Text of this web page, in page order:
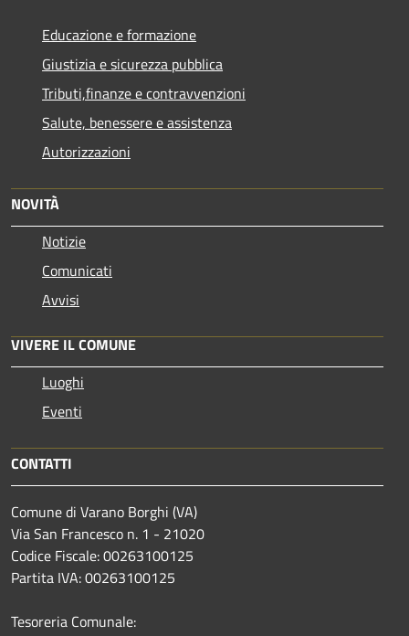
Educazione e formazione
Giustizia e sicurezza pubblica
Tributi,finanze e contravvenzioni
Salute, benessere e assistenza
Autorizzazioni
NOVITÀ
Notizie
Comunicati
Avvisi
VIVERE IL COMUNE
Luoghi
Eventi
CONTATTI
Comune di Varano Borghi (VA)
Via San Francesco n. 1 - 21020
Codice Fiscale: 00263100125
Partita IVA: 00263100125
Tesoreria Comunale: